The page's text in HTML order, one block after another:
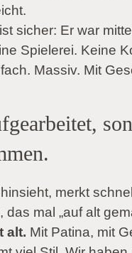
sicher: Er war
Spielerei. Keine
Massiv. Mit
merkt
das mal „auf alt
alt. Mit Patina, mit